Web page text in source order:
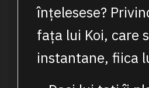
înțelesese?
fața lui Koi, care
instantane, fiica